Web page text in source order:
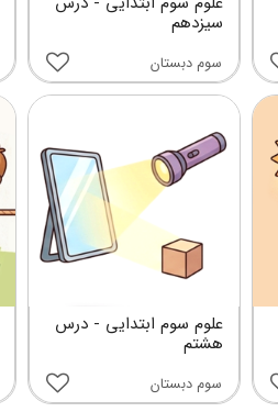
سیزدهم
سوم دبستان
علوم سوم ابتدایی - درس
هشتم
سوم دبستان